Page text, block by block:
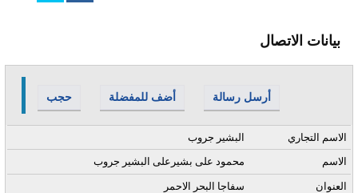
بيانات الاتصال
حجب أضف للمفضلة أرسل رسالة
البشير جروب
الاسم التجاري
محمود على بشيرعلى البشير جروب
الاسم
سفاجا البحر الاحمر
العنوان